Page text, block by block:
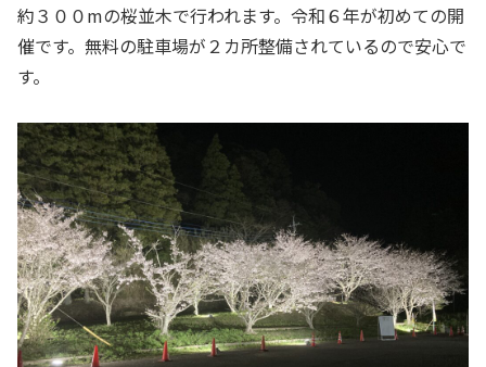
約３００mの桜並木で行われます。令和６年が初めての開
催です。無料の駐車場が２カ所整備されているので安心で
す。